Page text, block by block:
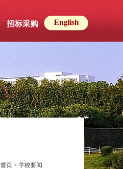
招标采购 English
首页 > 学校要闻